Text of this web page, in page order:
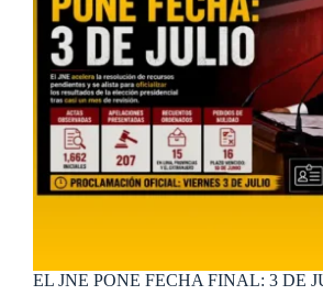
EL JNE PONE FECHA FINAL: 3 DE